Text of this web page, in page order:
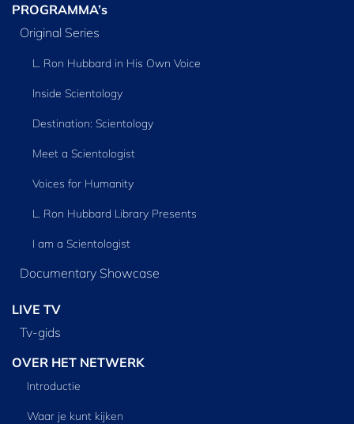
PROGRAMMA’s
Original Series
L. Ron Hubbard in His Own Voice
Inside Scientology
Destination: Scientology
Meet a Scientologist
Voices for Humanity
L. Ron Hubbard Library Presents
I am a Scientologist
Documentary Showcase
LIVE TV
Tv‑gids
OVER HET NETWERK
Introductie
Waar je kunt kijken